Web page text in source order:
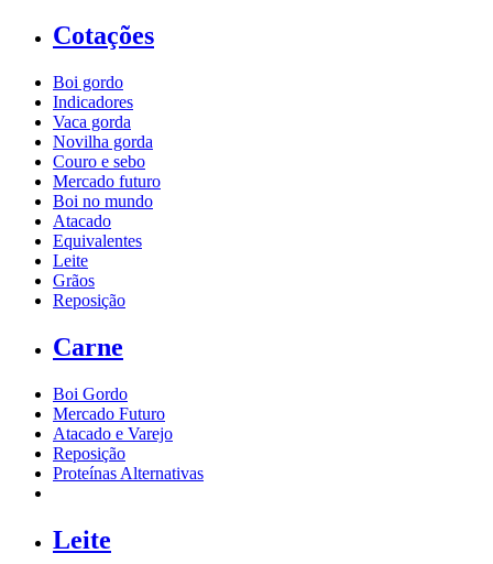
Cotações
Boi gordo
Indicadores
Vaca gorda
Novilha gorda
Couro e sebo
Mercado futuro
Boi no mundo
Atacado
Equivalentes
Leite
Grãos
Reposição
Carne
Boi Gordo
Mercado Futuro
Atacado e Varejo
Reposição
Proteínas Alternativas
Leite